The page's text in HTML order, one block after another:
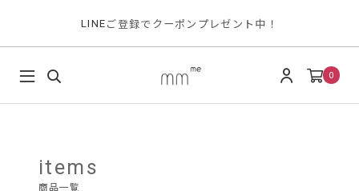
LINE ご登録でクーポンプレゼント中！
0
items
商品一覧